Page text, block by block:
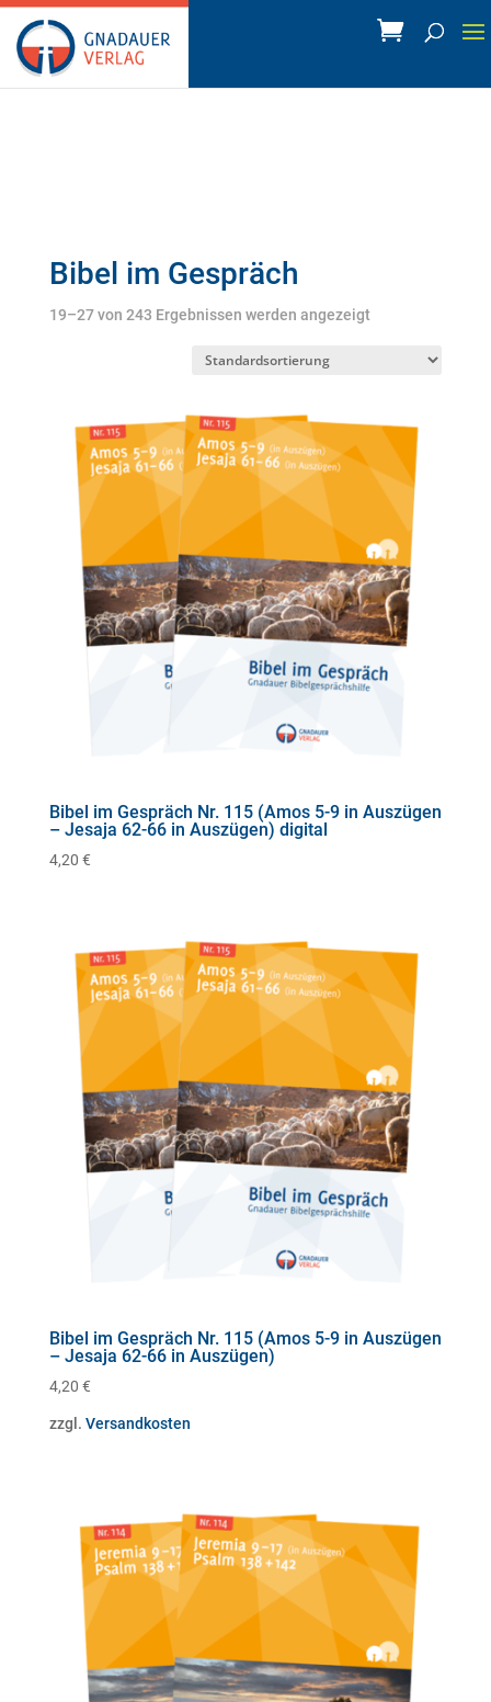
Bibel im Gespräch
19–27 von 243 Ergebnissen werden angezeigt
Bibel im Gespräch Nr. 115 (Amos 5-9 in Auszügen
– Jesaja 62-66 in Auszügen) digital
4,20 €
Bibel im Gespräch Nr. 115 (Amos 5-9 in Auszügen
– Jesaja 62-66 in Auszügen)
4,20 €
zzgl. Versandkosten